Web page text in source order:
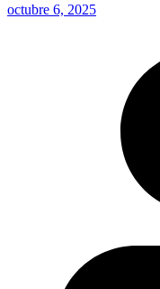
octubre 6, 2025